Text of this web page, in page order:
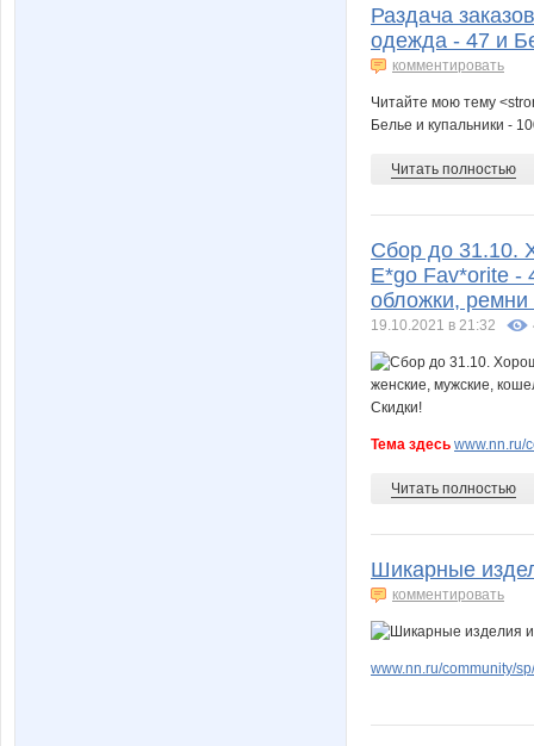
Раздача
одежда - 47 и
комментировать
Читайте мою тему
Белье и купальники -
Читать полностью
Сбор до 31.10.
E*go Fav*orite -
обложки, ремни
19.10.2021 в 21:32
Тема здесь www.nn.ru/
Читать полностью
Шикарные
комментировать
www.nn.ru/community/